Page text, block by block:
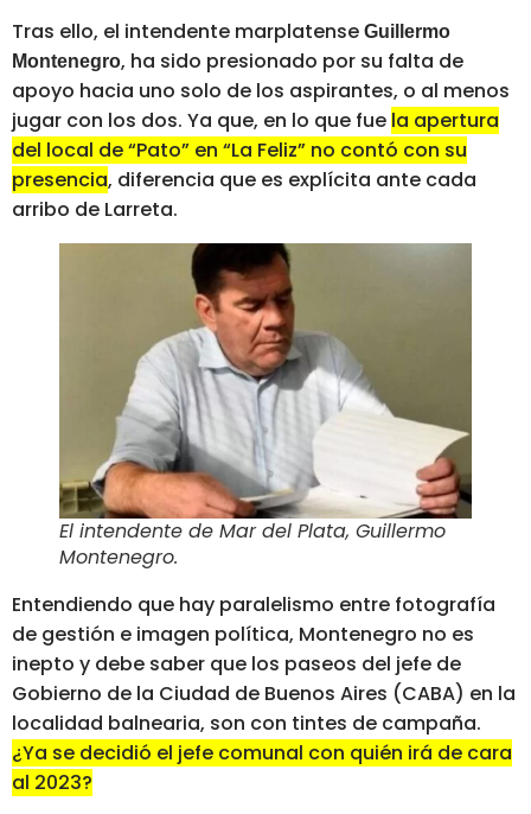
Tras ello, el intendente marplatense Guillermo
Montenegro, ha sido presionado por su falta de
apoyo hacia uno solo de los aspirantes, o al menos
jugar con los dos. Ya que, en lo que fue la apertura
del local de “Pato” en “La Feliz” no contó con su
presencia, diferencia que es explícita ante cada
arribo de Larreta.
El intendente de Mar del Plata, Guillermo
Montenegro.
Entendiendo que hay paralelismo entre fotografía
de gestión e imagen política, Montenegro no es
inepto y debe saber que los paseos del jefe de
Gobierno de la Ciudad de Buenos Aires (CABA) en la
localidad balnearia, son con tintes de campaña.
¿Ya se decidió el jefe comunal con quién irá de cara
al 2023?